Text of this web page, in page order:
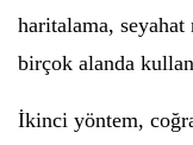
haritalama,
birçok alanda
İkinci yöntem,